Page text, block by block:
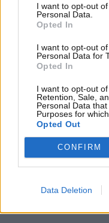
I want to opt-out
Personal Data.
Opted In
I want to opt-out
Personal Data for
Opted In
I want to opt-out
Retention, Sale,
Personal Data
Purposes for
Opted Out
CONFIRM
Data Deletion
Kawasaki a dirla
simile sulla Ninja
biciclidnrico,
ancora segreti. La
aver usato un
esistentea cui ha
O’CUVOID ad
Attenzione però
molto più ampio.
tanti in cui si